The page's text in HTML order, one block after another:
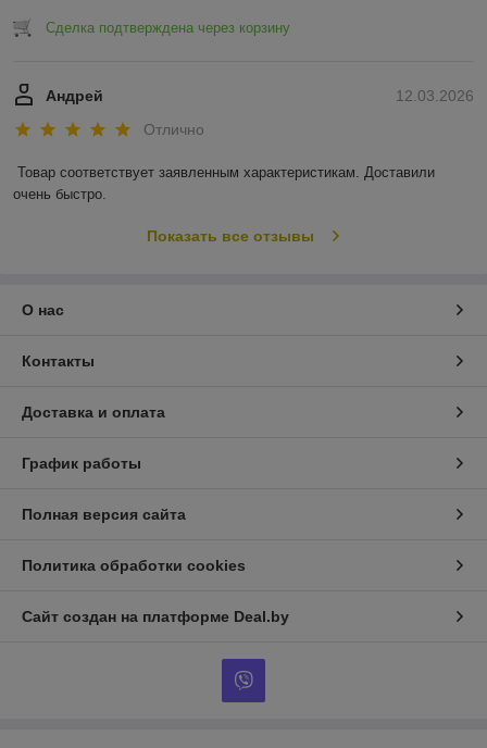
Сделка подтверждена через корзину
12.03.2026
Андрей
Отлично
Товар соответствует заявленным характеристикам. Доставили
очень быстро.
Показать все отзывы
О нас
Контакты
Доставка и оплата
График работы
Полная версия сайта
Политика обработки cookies
Сайт создан на платформе Deal.by